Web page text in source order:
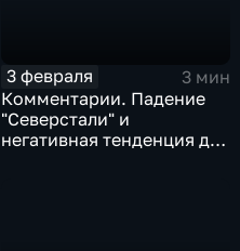
3 февраля
3 мин
Комментарии. Падение
"Северстали" и
негативная тенденция для